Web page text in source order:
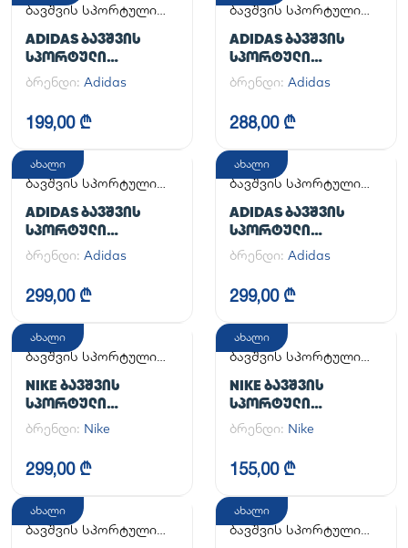
ბავშვის სპორტული
ADIDAS ᲑᲐᲕᲨᲕᲘᲡ
ᲡᲞᲝᲠᲢᲣᲚᲘ
ᲤᲔᲮᲡᲐᲪᲛᲔᲚᲘ SAMBA
CRIB
ბრენდი: Adidas
199,00 ₾
ბავშვის სპორტული
ADIDAS ᲑᲐᲕᲨᲕᲘᲡ
ᲡᲞᲝᲠᲢᲣᲚᲘ
ᲤᲔᲮᲡᲐᲪᲛᲔᲚᲘ
HANDBALL SPEZIAL C
ბრენდი: Adidas
288,00 ₾
ახალი
ბავშვის სპორტული
ADIDAS ᲑᲐᲕᲨᲕᲘᲡ
ᲡᲞᲝᲠᲢᲣᲚᲘ
ᲤᲔᲮᲡᲐᲪᲛᲔᲚᲘ
SUPERSTAR II CF C
ბრენდი: Adidas
299,00 ₾
ახალი
ბავშვის სპორტული
ADIDAS ᲑᲐᲕᲨᲕᲘᲡ
ᲡᲞᲝᲠᲢᲣᲚᲘ
ᲤᲔᲮᲡᲐᲪᲛᲔᲚᲘ
SUPERSTAR II CF C
ბრენდი: Adidas
299,00 ₾
ახალი
ბავშვის სპორტული
NIKE ᲑᲐᲕᲨᲕᲘᲡ
ᲡᲞᲝᲠᲢᲣᲚᲘ
ᲤᲔᲮᲡᲐᲪᲛᲔᲚᲘ AIR
FORCE 1 LE (GS)
ბრენდი: Nike
299,00 ₾
ახალი
ბავშვის სპორტული
NIKE ᲑᲐᲕᲨᲕᲘᲡ
ᲡᲞᲝᲠᲢᲣᲚᲘ
ᲤᲔᲮᲡᲐᲪᲛᲔᲚᲘ NIKE
OMNI MULTI-COURT
(PS)
ბრენდი: Nike
155,00 ₾
ახალი
ბავშვის სპორტული
ახალი
ბავშვის სპორტული